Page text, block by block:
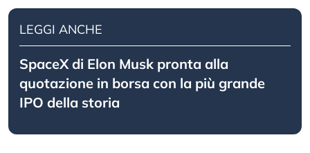
LEGGI ANCHE
SpaceX di Elon Musk pronta alla
quotazione in borsa con la più grande
IPO della storia